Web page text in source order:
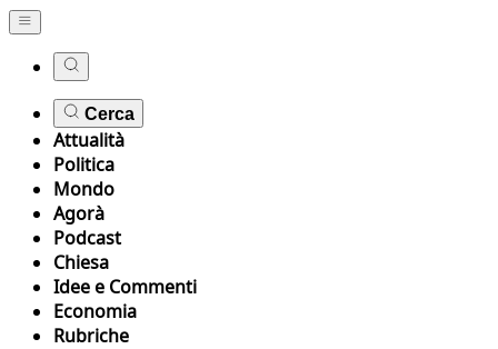
Cerca
Attualità
Politica
Mondo
Agorà
Podcast
Chiesa
Idee e Commenti
Economia
Rubriche